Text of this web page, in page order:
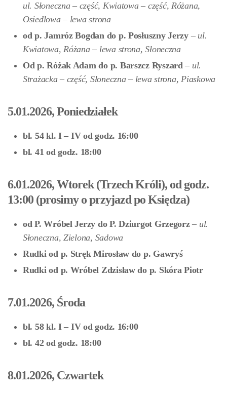
ul. Słoneczna – część, Kwiatowa – część, Różana,
Osiedlowa – lewa strona
od p. Jamróz Bogdan do p. Posłuszny Jerzy– ul.
Kwiatowa, Różana – lewa strona, Słoneczna
Od p. Różak Adam do p. Barszcz Ryszard – ul.
Strażacka – część, Słoneczna – lewa strona, Piaskowa
5.01.2026, Poniedziałek
bl. 54 kl. I – IV od godz. 16:00
bl. 41 od godz. 18:00
6.01.2026, Wtorek (Trzech Króli), od godz.
13:00 (prosimy o przyjazd po Księdza)
od P. Wróbel Jerzy do P. Dziurgot Grzegorz – ul.
Słoneczna, Zielona, Sadowa
Rudki od p. Stręk Mirosław do p. Gawryś
Rudki od p. Wróbel Zdzisław do p. Skóra Piotr
7.01.2026, Środa
bl. 58 kl. I – IV od godz. 16:00
bl. 42 od godz. 18:00
8.01.2026, Czwartek